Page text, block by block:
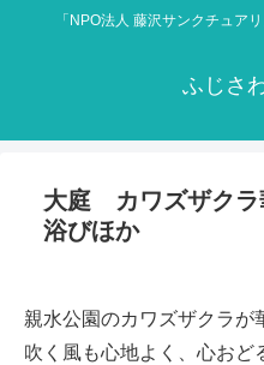
「NPO法人 藤沢サンクチュア
ふじさ
大庭 カワズザクラ
浴びほか
親水公園のカワズザクラが
吹く風も心地よく、心おど